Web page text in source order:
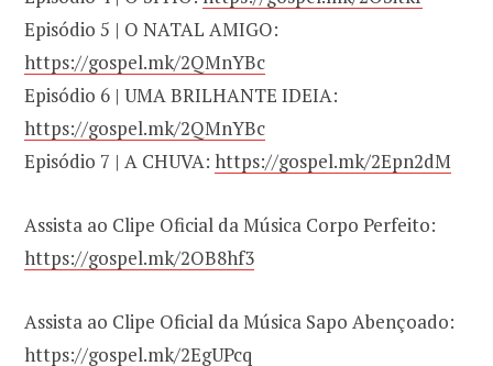
Episódio 5 | O NATAL AMIGO:
https://gospel.mk/2QMnYBc
Episódio 6 | UMA BRILHANTE IDEIA:
https://gospel.mk/2QMnYBc
Episódio 7 | A CHUVA: https://gospel.mk/2Epn2dM
Assista ao Clipe Oficial da Música Corpo Perfeito:
https://gospel.mk/2OB8hf3
Assista ao Clipe Oficial da Música Sapo Abençoado:
https://gospel.mk/2EgUPcq